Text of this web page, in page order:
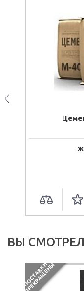
ВЫ
П
О
С
Т
А
В
К
И
П
Р
Е
К
Р
А
Щ
Е
Н
Ы